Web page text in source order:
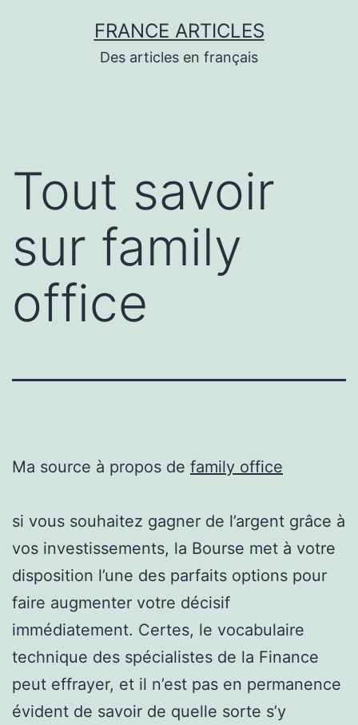
FRANCE ARTICLES
Des articles en français
Tout savoir
sur family
office
Ma source à propos de family office
si vous souhaitez gagner de l’argent grâce à
vos investissements, la Bourse met à votre
disposition l’une des parfaits options pour
faire augmenter votre décisif
immédiatement. Certes, le vocabulaire
technique des spécialistes de la Finance
peut effrayer, et il n’est pas en permanence
évident de savoir de quelle sorte s’y